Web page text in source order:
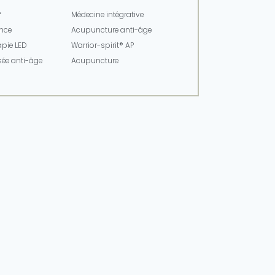
LED
anti-âge
Médecine intégrative
Acupuncture anti-âge
Warrior-spirit® AP
Acupuncture